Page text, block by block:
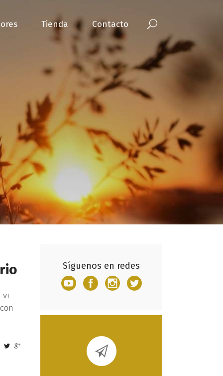
Tienda Contacto
vi
Síguenos en redes